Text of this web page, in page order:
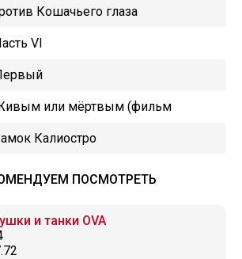
Кошачьего глаза
VI
или мёртвым (фильм
Калиостро
ПОСМОТРЕТЬ
и танки OVA